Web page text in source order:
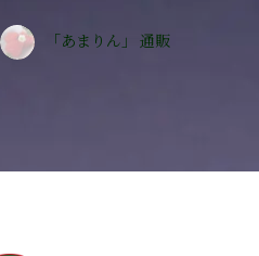
「あまりん」 通販